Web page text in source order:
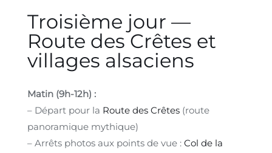
Troisième jour —
Route des Crêtes et
villages alsaciens
Matin (9h-12h) :
– Départ pour la Route des Crêtes (route
panoramique mythique)
– Arrêts photos aux points de vue : Col de la